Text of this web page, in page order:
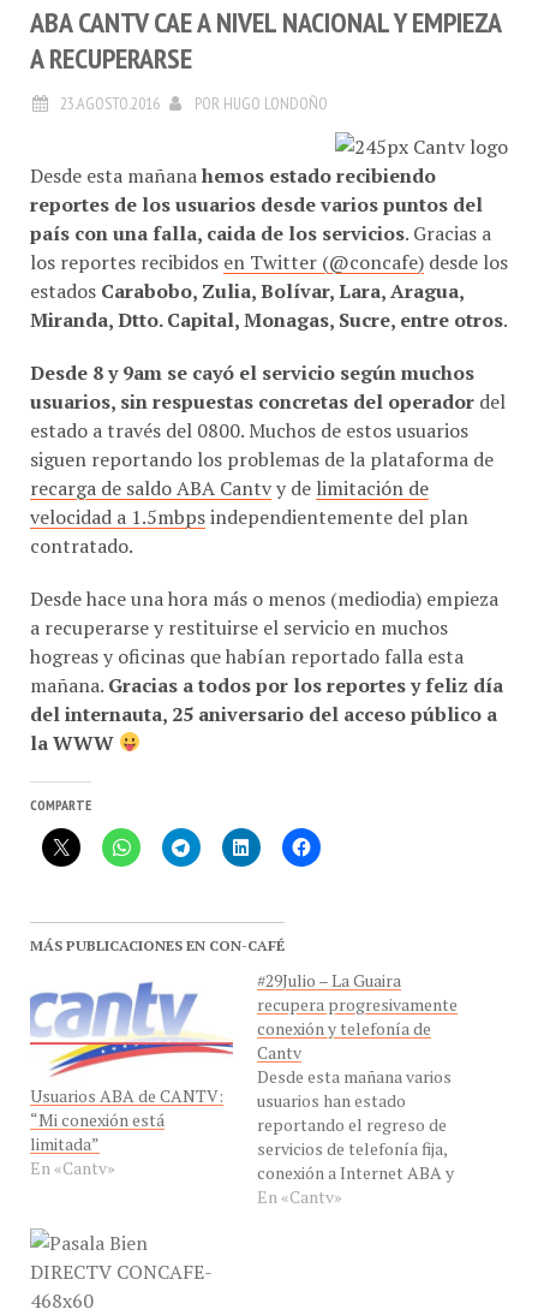
ABA CANTV CAE A NIVEL NACIONAL Y EMPIEZA
A RECUPERARSE
23.AGOSTO.2016 POR HUGO LONDOÑO
Desde esta mañanahemos estado recibiendo
reportes de los usuarios desde varios puntos del
país con una falla, caida de los servicios. Gracias a
los reportes recibidos en Twitter (@concafe) desde los
estados Carabobo, Zulia, Bolívar, Lara, Aragua,
Miranda, Dtto. Capital, Monagas, Sucre, entre otros.
Desde 8 y 9am se cayó el servicio según muchos
usuarios, sin respuestas concretas del operador del
estado a través del 0800. Muchos de estos usuarios
siguen reportando los problemas de la plataforma de
recarga de saldo ABA Cantvy de limitación de
velocidad a 1.5mbpsindependientemente del plan
contratado.
Desde hace una hora más o menos (mediodia) empieza
a recuperarse y restituirse el servicio en muchos
hogreas y oficinas que habían reportado falla esta
mañana. Gracias a todos por los reportes y feliz día
del internauta, 25 aniversario del acceso público a
la WWW
COMPARTE
MÁS PUBLICACIONES EN CON-CAFÉ
Usuarios ABA de CANTV:
“Mi conexión está
limitada”
En «Cantv»
#29Julio – La Guaira
recupera progresivamente
conexión y telefonía de
Cantv
Desde esta mañana varios
usuarios han estado
reportando el regreso de
servicios de telefonía fija,
conexión a Internet ABA y
no he leído como le va a
En «Cantv»